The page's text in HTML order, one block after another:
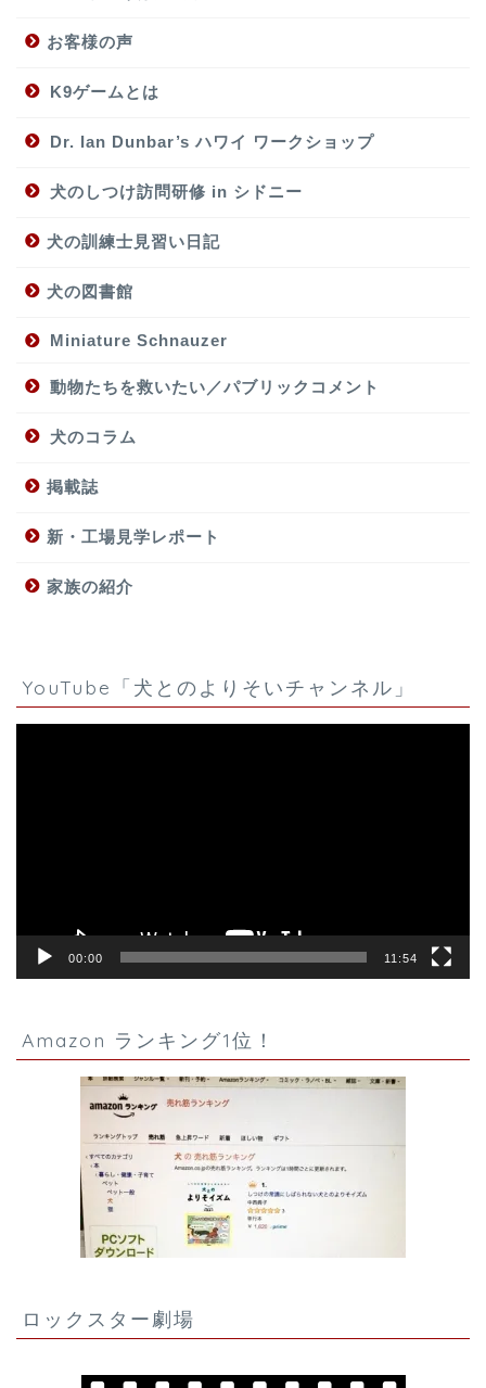
お客様の声
K9ゲームとは
Dr. Ian Dunbar’s ハワイ ワークショップ
犬のしつけ訪問研修 in シドニー
犬の訓練士見習い日記
犬の図書館
Miniature Schnauzer
動物たちを救いたい／パブリックコメント
犬のコラム
掲載誌
新・工場見学レポート
家族の紹介
YouTube「犬とのよりそいチャンネル」
00:00 11:54
Amazon ランキング1位！
ロックスター劇場